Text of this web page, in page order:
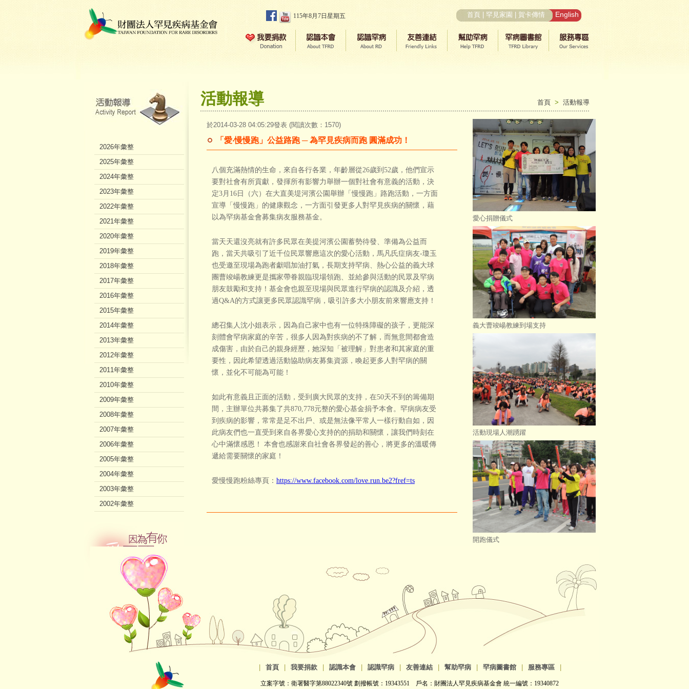
115年8月7日星期五 首頁 罕見家園 賀卡傳情 English
活動報導 首頁 > 活動報導
於2014-03-28 04:05:29發表 (閱讀次數：1570)
「愛‧慢慢跑」公益路跑 ─ 為罕見疾病而跑 圓滿成功！
八個充滿熱情的生命，來自各行各業，年齡層從26歲到52歲，他們宣示
要對社會有所貢獻，發揮所有影響力舉辦一個對社會有意義的活動，決
定3月16日（六）在大直美堤河濱公園舉辦「慢慢跑」路跑活動，一方面
宣導「慢慢跑」的健康觀念，一方面引發更多人對罕見疾病的關懷，藉
以為罕病基金會募集病友服務基金。
當天天還沒亮就有許多民眾在美提河濱公園蓄勢待發、準備為公益而
跑，當天共吸引了近千位民眾響應這次的愛心活動，馬凡氏症病友-瓊玉
也受邀至現場為跑者獻唱加油打氣，長期支持罕病、熱心公益的義大球
團曹竣崵教練更是攜家帶眷親臨現場領跑、並給參與活動的民眾及罕病
朋友鼓勵和支持！基金會也親至現場與民眾進行罕病的認識及介紹，透
過Q&A的方式讓更多民眾認識罕病，吸引許多大小朋友前來響應支持！
總召集人沈小姐表示，因為自己家中也有一位特殊障礙的孩子，更能深
刻體會罕病家庭的辛苦，很多人因為對疾病的不了解，而無意間都會造
成傷害，由於自己的親身經歷，她深知「被理解」對患者和其家庭的重
要性，因此希望透過活動協助病友募集資源，喚起更多人對罕病的關
懷，並化不可能為可能！
如此有意義且正面的活動，受到廣大民眾的支持，在50天不到的籌備期
間，主辦單位共募集了共870,778元整的愛心基金捐予本會。罕病病友受
到疾病的影響，常常是足不出戶、或是無法像平常人一樣行動自如，因
此病友們也一直受到來自各界愛心支持的的捐助和關懷，讓我們時刻在
心中滿懷感恩！ 本會也感謝來自社會各界發起的善心，將更多的溫暖傳
遞給需要關懷的家庭！
愛慢慢跑粉絲專頁： https://www.facebook.com/love.run.be2?fref=ts
愛心捐贈儀式
義大曹竣崵教練到場支持
活動現場人潮踴躍
開跑儀式
2026年彙整
2025年彙整
2024年彙整
2023年彙整
2022年彙整
2021年彙整
2020年彙整
2019年彙整
2018年彙整
2017年彙整
2016年彙整
2015年彙整
2014年彙整
2013年彙整
2012年彙整
2011年彙整
2010年彙整
2009年彙整
2008年彙整
2007年彙整
2006年彙整
2005年彙整
2004年彙整
2003年彙整
2002年彙整
首頁 我要捐款 認識本會 認識罕病 友善連結 幫助罕病 罕病圖書館 服務專區
立案字號：衛署醫字第88022340號 劃撥帳號：19343551 戶名：財團法人罕見疾病基金會 統一編號：19340872